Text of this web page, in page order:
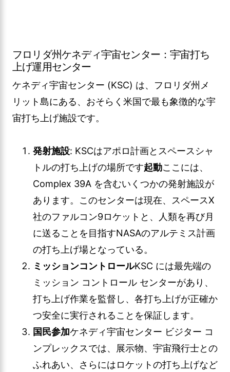
フロリダ州ケネディ宇宙センター：宇宙打ち
上げ運用センター
ケネディ宇宙センター (KSC) は、フロリダ州メ
リット島にある、おそらく米国で最も象徴的な宇
宙打ち上げ施設です。
発射施設: KSCはアポロ計画とスペースシャ
トルの打ち上げの場所です起動ここには、
Complex 39A を含むいくつかの発射施設が
あります。このセンターは現在、スペースX
社のファルコン9ロケットと、人類を再び月
に送ることを目指すNASAのアルテミス計画
の打ち上げ場となっている。
ミッションコントロールKSC には最先端の
ミッション コントロール センターがあり、
打ち上げ作業を監督し、各打ち上げが正確か
つ安全に実行されることを保証します。
国民参加ケネディ宇宙センター ビジター コ
ンプレックスでは、展示物、宇宙飛行士との
ふれあい、さらにはロケットの打ち上げなど